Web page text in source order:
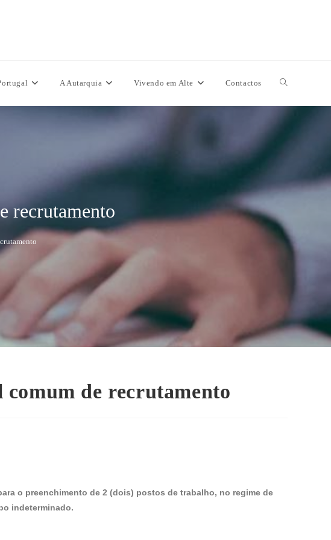
A Autarquia Vivendo em Alte Contactos
recrutamento
de recrutamento
o preenchimento de 2 (dois) postos de trabalho, no regime de
indeterminado.